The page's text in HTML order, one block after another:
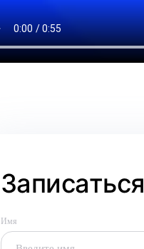
Записаться
Имя